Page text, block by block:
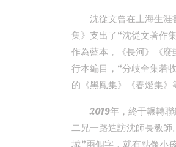
沈從文曾在上海生
集》支出了“沈從文著作
作為藍本，《長河》《
行本編目，“分歧全集若
的《黑鳳集》《春燈集》
2019年，終于輾轉
二兄一路造訪沈師長教